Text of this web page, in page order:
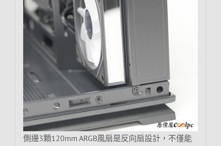
側邊3顆120mm ARGB風扇是反向扇設計，不僅能